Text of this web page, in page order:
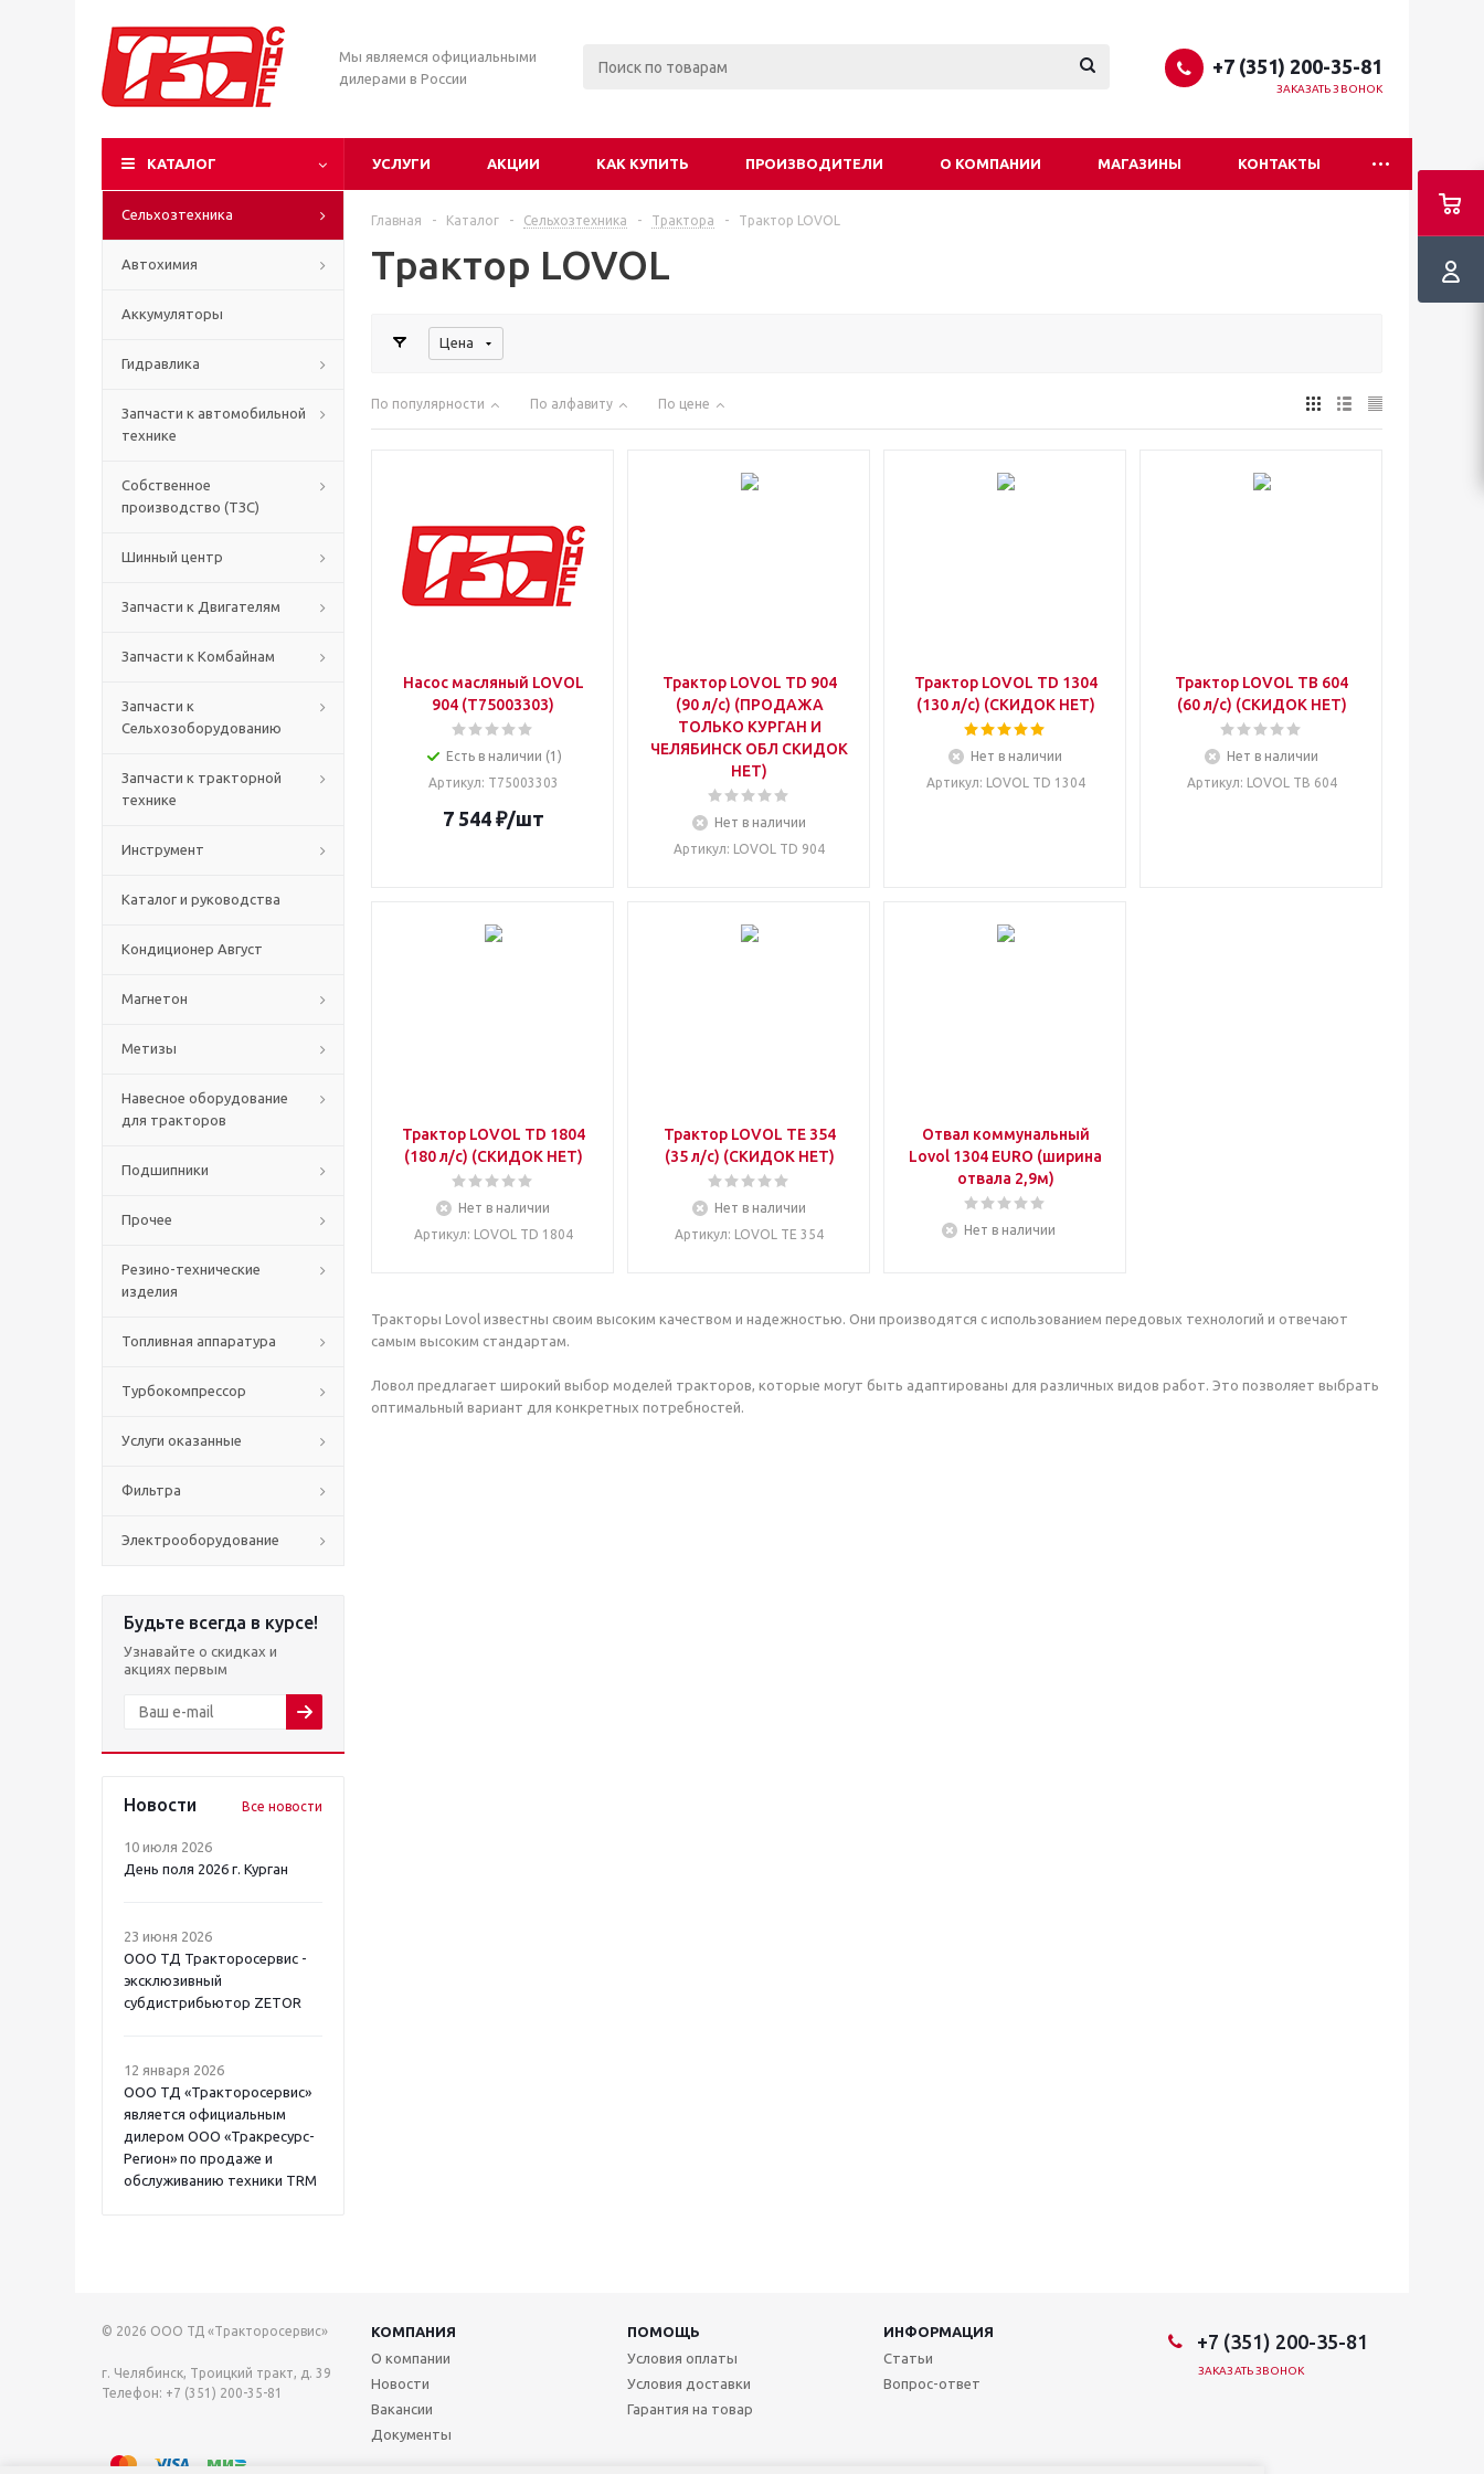
Мы являемся официальными
дилерами в России
+7 (351) 200-35-81
ЗАКАЗАТЬ ЗВОНОК
КАТАЛОГ УСЛУГИ АКЦИИ КАК КУПИТЬ ПРОИЗВОДИТЕЛИ О КОМПАНИИ МАГАЗИНЫ КОНТАКТЫ
Сельхозтехника
Автохимия
Аккумуляторы
Гидравлика
Запчасти к автомобильной
технике
Собственное
производство (ТЗС)
Шинный центр
Запчасти к Двигателям
Запчасти к Комбайнам
Запчасти к
Сельхозоборудованию
Запчасти к тракторной
технике
Инструмент
Каталог и руководства
Кондиционер Август
Магнетон
Метизы
Навесное оборудование
для тракторов
Подшипники
Прочее
Резино-технические
изделия
Топливная аппаратура
Турбокомпрессор
Услуги оказанные
Фильтра
Электрооборудование
Будьте всегда в курсе!
Узнавайте о скидках и
акциях первым
Новости Все новости
10 июля 2026
День поля 2026 г. Курган
23 июня 2026
ООО ТД Тракторосервис -
эксклюзивный
субдистрибьютор ZETOR
12 января 2026
ООО ТД «Тракторосервис»
является официальным
дилером ООО «Тракресурс-
Регион» по продаже и
обслуживанию техники TRM
Главная - Каталог - Сельхозтехника - Трактора - Трактор LOVOL
Трактор LOVOL
Цена
По популярности По алфавиту По цене
Насос масляный LOVOL
904 (Т75003303)
Есть в наличии (1)
Артикул: Т75003303
7 544₽/шт
Трактор LOVOL TD 904
(90 л/с) (ПРОДАЖА
ТОЛЬКО КУРГАН И
ЧЕЛЯБИНСК ОБЛ СКИДОК
НЕТ)
Нет в наличии
Артикул: LOVOL TD 904
Трактор LOVOL TD 1304
(130 л/c) (СКИДОК НЕТ)
Нет в наличии
Артикул: LOVOL TD 1304
Трактор LOVOL TB 604
(60 л/c) (СКИДОК НЕТ)
Нет в наличии
Артикул: LOVOL TB 604
Трактор LOVOL TD 1804
(180 л/c) (СКИДОК НЕТ)
Нет в наличии
Артикул: LOVOL TD 1804
Трактор LOVOL TE 354
(35 л/c) (СКИДОК НЕТ)
Нет в наличии
Артикул: LOVOL TE 354
Отвал коммунальный
Lovol 1304 EURO (ширина
отвала 2,9м)
Нет в наличии
Тракторы Lovol известны своим высоким качеством и надежностью. Они производятся с использованием передовых технологий и отвечают
самым высоким стандартам.
Ловол предлагает широкий выбор моделей тракторов, которые могут быть адаптированы для различных видов работ. Это позволяет выбрать
оптимальный вариант для конкретных потребностей.
© 2026 ООО ТД «Тракторосервис»
г. Челябинск, Троицкий тракт, д. 39
Телефон: +7 (351) 200-35-81
КОМПАНИЯ ПОМОЩЬ
ИНФОРМАЦИЯ
О компании
Новости
Вакансии
Документы
Условия оплаты
Условия доставки
Гарантия на товар
Статьи
Вопрос-ответ
+7 (351) 200-35-81
ЗАКАЗАТЬ ЗВОНОК